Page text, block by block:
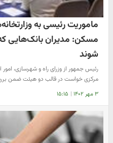
ماموریت رئیسی به
مسکن: مدیران بانک‌هایی
شوند
رئیس جمهور از وزرای راه و شهرسازی،
مرکزی خواست در قالب دو هیئت ضمن
۳ مهر ۱۴۰۲ | ۱۵:۱۵